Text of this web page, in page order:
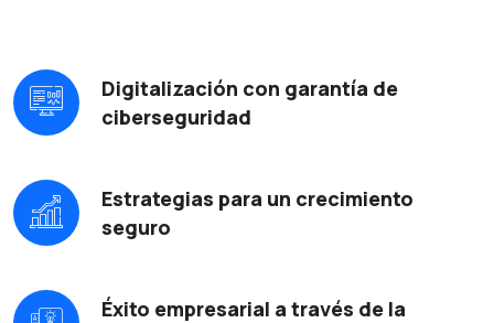
Digitalización con garantía de
ciberseguridad
Estrategias para un crecimiento
seguro
Éxito empresarial a través de la